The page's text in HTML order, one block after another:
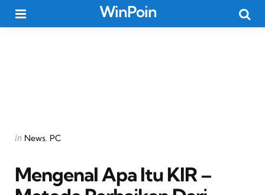
WinPoin
Categories
Posted
in News PC
Mengenal Apa Itu KIR –